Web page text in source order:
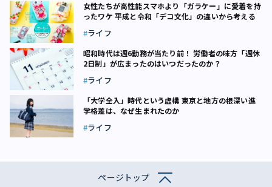
女性たちが高性能スマホより「ガラケー」に愛着を持
ったワケ 平成と令和「デコ文化」の違いから考える
ライフ
昭和時代は週6勤務が当たり前！ 労働者の味方「週休
2日制」が広まったのはいつだったのか？
ライフ
「大学全入」時代という虚構 東京と地方の根深い進
学格差は、なぜ生まれたのか
ライフ
ページトップ